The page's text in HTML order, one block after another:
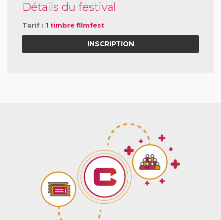
Détails du festival
Tarif : 1 timbre filmfest
INSCRIPTION